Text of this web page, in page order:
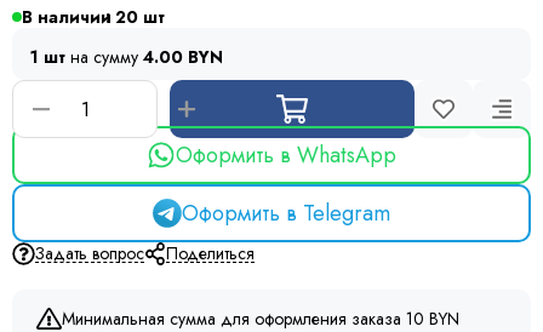
Дроссели
Устройства защиты
В наличии 20
1 шт на сумму 4.00 BYN
Оформить в WhatsApp
Оформить в Telegram
Задать вопрос Поделиться
Минимальная сумма для оформления заказа 10 BYN